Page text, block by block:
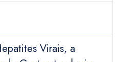
Virais, a